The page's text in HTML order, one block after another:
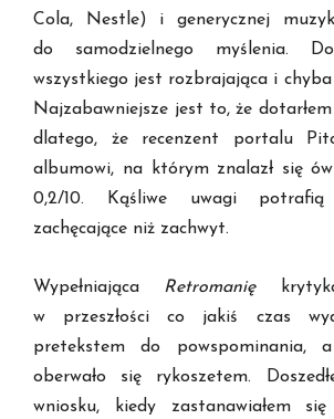
Cola, Nestle) i generycznej
do samodzielnego myślenia.
wszystkiego jest rozbrajająca i chyba
Najzabawniejsze jest to, że
dlatego, że recenzent portalu
albumowi, na którym znalazł się ów
0,2/10. Kąśliwe uwagi
zachęcające niż zachwyt.
Wypełniająca Retromaniękrytyka
w przeszłości co jakiś czas
pretekstem do powspominania, a
oberwało się rykoszetem.
wniosku, kiedy zastanawiałem